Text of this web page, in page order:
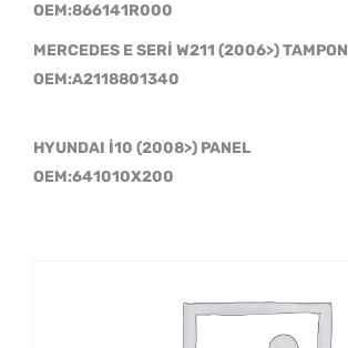
OEM:866141R000
MERCEDES E SERİ W211 (2006>) TAMPON
OEM:A2118801340
HYUNDAI İ10 (2008>) PANEL
OEM:641010X200